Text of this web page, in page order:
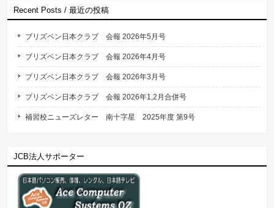
Recent Posts / 最近の投稿
ブリズベン日本クラブ 会報 2026年5月号
ブリズベン日本クラブ 会報 2026年4月号
ブリズベン日本クラブ 会報 2026年3月号
ブリズベン日本クラブ 会報 2026年1,2月合併号
補習校ニューズレター 南十字星 2025年度 第9号
JCB法人サポーター